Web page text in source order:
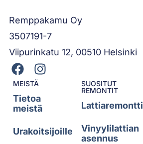
Remppakamu Oy
3507191-7
Viipurinkatu 12, 00510 Helsinki
MEISTÄ
Tietoa
meistä
Urakoitsijoille
SUOSITUT
REMONTIT
Lattiaremontti
Vinyylilattian
asennus